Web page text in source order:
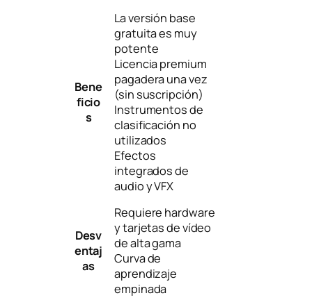
Bene
ficio
s
La versión base
gratuita es muy
potente
Licencia premium
pagadera una vez
(sin suscripción)
Instrumentos de
clasificación no
utilizados
Efectos
integrados de
audio y VFX
Desv
entaj
as
Requiere hardware
y tarjetas de vídeo
de alta gama
Curva de
aprendizaje
empinada